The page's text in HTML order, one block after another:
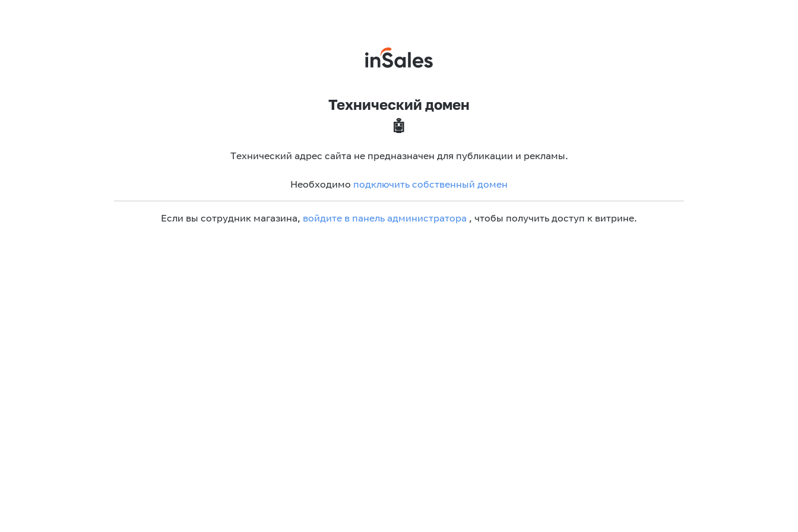
Технический домен
🤖
Технический адрес сайта не предназначен для публикации и рекламы.
Необходимо подключить собственный домен
Если вы сотрудник магазина, войдите в панель администратора , чтобы получить доступ к витрине.